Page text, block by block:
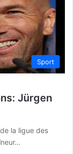
Sport
Jürgen
la ligue des